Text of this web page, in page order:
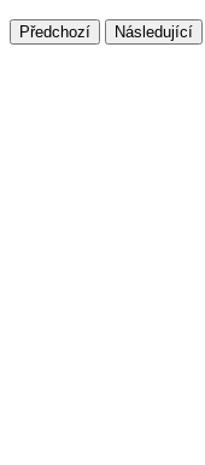
Předchozí Následující